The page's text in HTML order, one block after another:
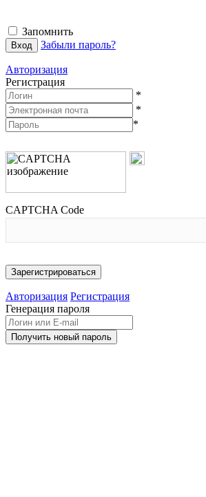
Запомнить
Забыли пароль?
Авторизация
Регистрация
*
*
*
CAPTCHA Code
Авторизация Регистрация
Генерация пароля